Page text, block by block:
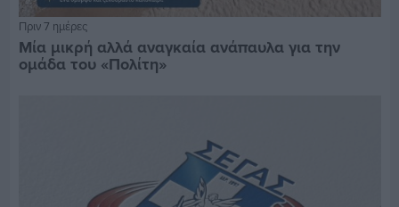
Πριν 7 ημέρες
Μία μικρή αλλά αναγκαία ανάπαυλα για την
ομάδα του «Πολίτη»